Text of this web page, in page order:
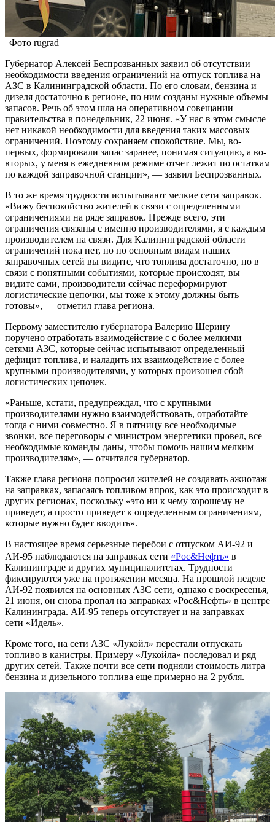
Фото rugrad
Губернатор Алексей Беспрозванных заявил об отсутствии
необходимости введения ограничений на отпуск топлива на
АЗС в Калининградской области. По его словам, бензина и
дизеля достаточно в регионе, по ним созданы нужные объемы
запасов. Речь об этом шла на оперативном совещании
правительства в понедельник, 22 июня. «У нас в этом смысле
нет никакой необходимости для введения таких массовых
ограничений. Поэтому сохраняем спокойствие. Мы, во-
первых, формировали запас заранее, понимая ситуацию, а во-
вторых, у меня в ежедневном режиме отчет лежит по остаткам
по каждой заправочной станции», — заявил Беспрозванных.
В то же время трудности испытывают мелкие сети заправок.
«Вижу беспокойство жителей в связи с определенными
ограничениями на ряде заправок. Прежде всего, эти
ограничения связаны с именно производителями, я с каждым
производителем на связи. Для Калининградской области
ограничений пока нет, но по основным видам наших
заправочных сетей вы видите, что топлива достаточно, но в
связи с понятными событиями, которые происходят, вы
видите сами, производители сейчас переформируют
логистические цепочки, мы тоже к этому должны быть
готовы», — отметил глава региона.
Первому заместителю губернатора Валерию Шерину
поручено отработать взаимодействие с с более мелкими
сетями АЗС, которые сейчас испытывают определенный
дефицит топлива, и наладить их взаимодействие с более
крупными производителями, у которых произошел сбой
логистических цепочек.
«Раньше, кстати, предупреждал, что с крупными
производителями нужно взаимодействовать, отработайте
тогда с ними совместно. Я в пятницу все необходимые
звонки, все переговоры с министром энергетики провел, все
необходимые команды даны, чтобы помочь нашим мелким
производителям», — отчитался губернатор.
Также глава региона попросил жителей не создавать ажиотаж
на заправках, запасаясь топливом впрок, как это происходит в
других регионах, поскольку «это ни к чему хорошему не
приведет, а просто приведет к определенным ограничениям,
которые нужно будет вводить».
В настоящее время серьезные перебои с отпуском АИ-92 и
АИ-95 наблюдаются на заправках сети «Рос&Нефть» в
Калининграде и других муниципалитетах. Трудности
фиксируются уже на протяжении месяца. На прошлой неделе
АИ-92 появился на основных АЗС сети, однако с воскресенья,
21 июня, он снова пропал на заправках «Рос&Нефть» в центре
Калининграда. АИ-95 теперь отсутствует и на заправках
сети «Идель».
Кроме того, на сети АЗС «Лукойл» перестали отпускать
топливо в канистры. Примеру «Лукойла» последовал и ряд
других сетей. Также почти все сети подняли стоимость литра
бензина и дизельного топлива еще примерно на 2 рубля.